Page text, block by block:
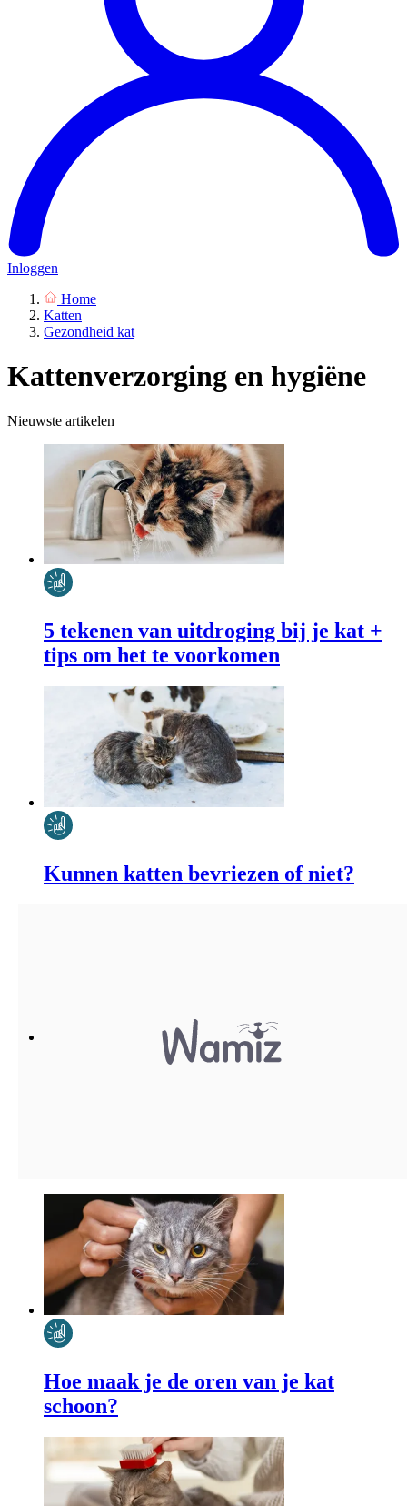
Inloggen
Home
Katten
Gezondheid kat
Kattenverzorging en hygiëne
Nieuwste artikelen
5 tekenen van uitdroging bij je kat +
tips om het te voorkomen
Kunnen katten bevriezen of niet?
Hoe maak je de oren van je kat
schoon?